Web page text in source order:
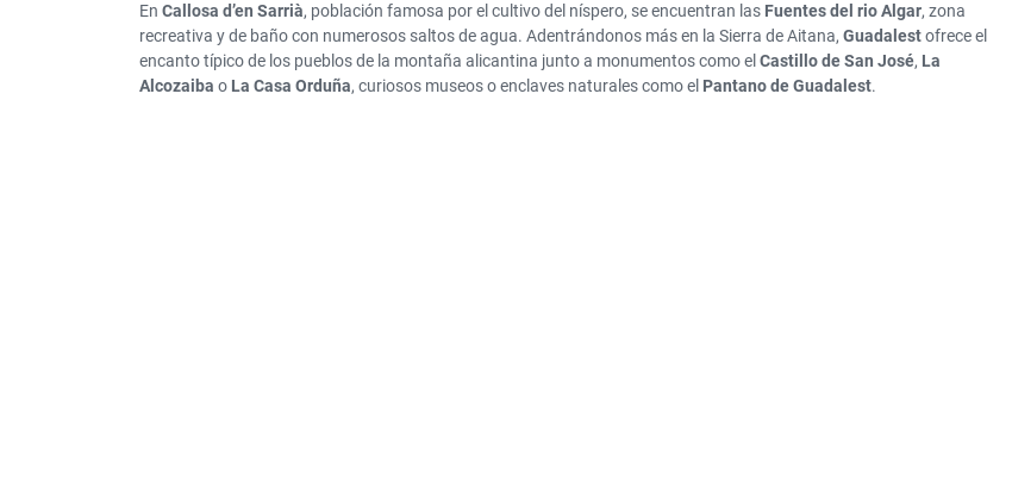
En Callosa d’en Sarrià, población famosa por el cultivo del níspero, se encuentran las Fuentes del rio Algar, zona
recreativa y de baño con numerosos saltos de agua. Adentrándonos más en la Sierra de Aitana, Guadalestofrece el
encanto típico de los pueblos de la montaña alicantina junto a monumentos como el Castillo de San José, La
Alcozaiba o La Casa Orduña, curiosos museos o enclaves naturales como el Pantano de Guadalest.